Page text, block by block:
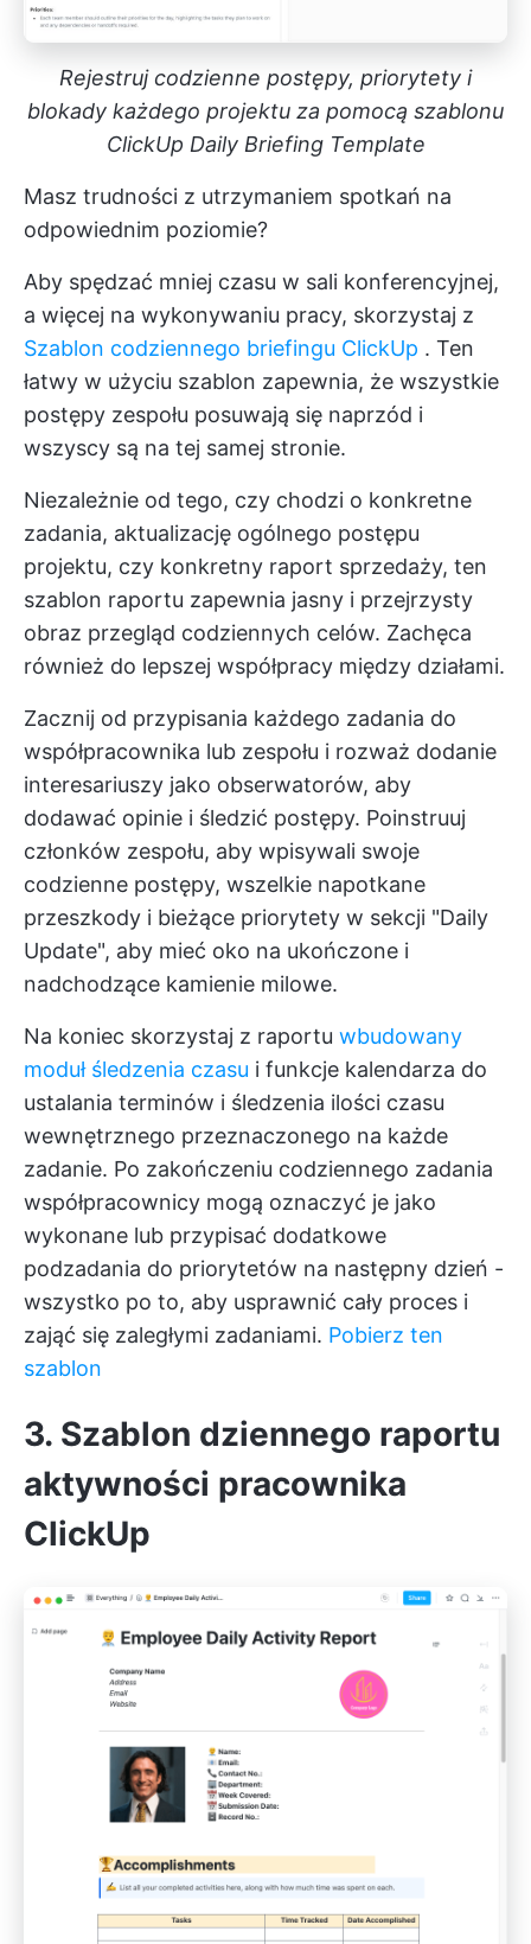
Rejestruj codzienne postępy, priorytety i
blokady każdego projektu za pomocą szablonu
ClickUp Daily Briefing Template
Masz trudności z utrzymaniem spotkań na
odpowiednim poziomie?
Aby spędzać mniej czasu w sali konferencyjnej,
a więcej na wykonywaniu pracy, skorzystaj z
Szablon codziennego briefingu ClickUp . Ten
łatwy w użyciu szablon zapewnia, że wszystkie
postępy zespołu posuwają się naprzód i
wszyscy są na tej samej stronie.
Niezależnie od tego, czy chodzi o konkretne
zadania, aktualizację ogólnego postępu
projektu, czy konkretny raport sprzedaży, ten
szablon raportu zapewnia jasny i przejrzysty
obraz przegląd codziennych celów. Zachęca
również do lepszej współpracy między działami.
Zacznij od przypisania każdego zadania do
współpracownika lub zespołu i rozważ dodanie
interesariuszy jako obserwatorów, aby
dodawać opinie i śledzić postępy. Poinstruuj
członków zespołu, aby wpisywali swoje
codzienne postępy, wszelkie napotkane
przeszkody i bieżące priorytety w sekcji "Daily
Update", aby mieć oko na ukończone i
nadchodzące kamienie milowe.
Na koniec skorzystaj z raportu wbudowany
moduł śledzenia czasu i funkcje kalendarza do
ustalania terminów i śledzenia ilości czasu
wewnętrznego przeznaczonego na każde
zadanie. Po zakończeniu codziennego zadania
współpracownicy mogą oznaczyć je jako
wykonane lub przypisać dodatkowe
podzadania do priorytetów na następny dzień -
wszystko po to, aby usprawnić cały proces i
zająć się zaległymi zadaniami. Pobierz ten
szablon
3. Szablon dziennego raportu
aktywności pracownika
ClickUp